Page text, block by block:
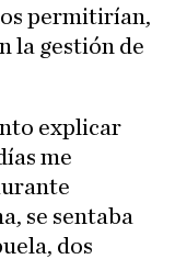
permitirían,
la gestión de
explicar
me
se sentaba
dos